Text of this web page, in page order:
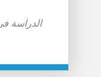
الدراسة